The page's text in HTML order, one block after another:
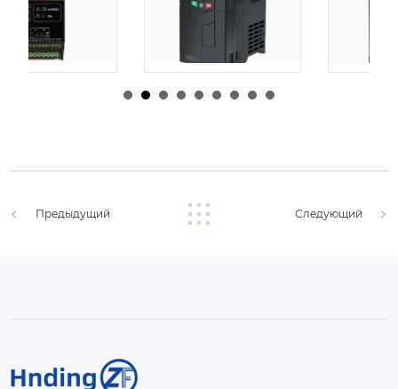
由admin
30 1 月,
2026
由admin
29 1 月,
Предыдущий Следующий